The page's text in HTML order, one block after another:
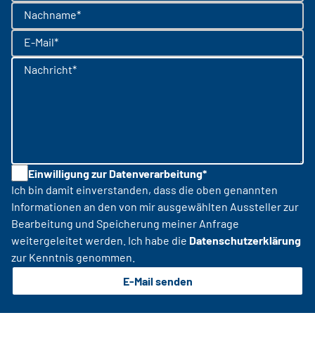
Nachname*
E-Mail*
Nachricht*
Einwilligung zur Datenverarbeitung*
Ich bin damit einverstanden, dass die oben genannten
Informationen an den von mir ausgewählten Aussteller zur
Bearbeitung und Speicherung meiner Anfrage
weitergeleitet werden. Ich habe die Datenschutzerklärung
zur Kenntnis genommen.
E-Mail senden